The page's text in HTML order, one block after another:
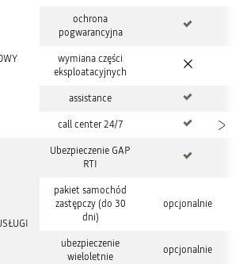
ochrona
pogwarancyjna
wymiana części
eksploatacyjnych
assistance
call center 24/7
Ubezpieczenie GAP
RTI
pakiet samochód
zastępczy (do 30
dni)
opcjonalnie
ubezpieczenie
wieloletnie
opcjonalnie